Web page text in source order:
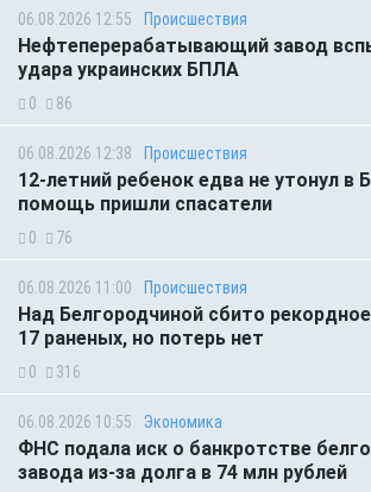
06.08.2026 12:55 Происшествия
Нефтеперерабатывающий завод
удара украинских БПЛА
0 86
06.08.2026 12:38 Происшествия
12-летний ребенок едва не утонул в
помощь пришли спасатели
0 76
06.08.2026 11:00 Происшествия
Над Белгородчиной сбито
17 раненых, но потерь нет
0 316
06.08.2026 10:55 Экономика
ФНС подала иск о банкротстве
завода из-за долга в 74 млн рублей